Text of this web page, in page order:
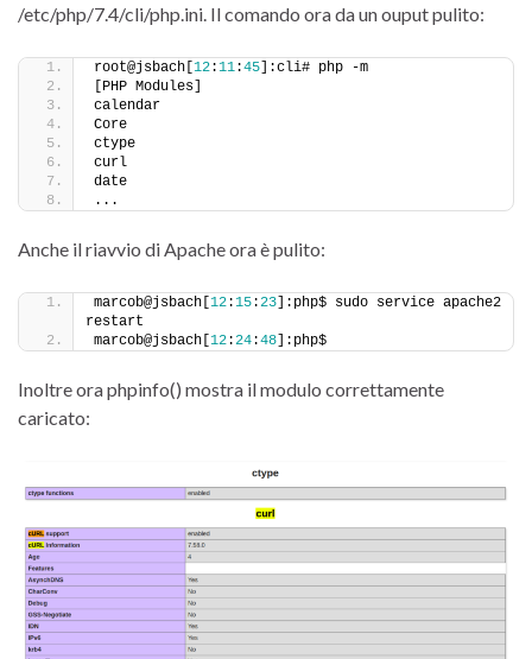
/etc/php/7.4/cli/php.ini. Il comando ora da un ouput pulito:
root@jsbach[12:11:45]:cli# php -m
[PHP Modules]
calendar
Core
ctype
curl
date
...
Anche il riavvio di Apache ora è pulito:
marcob@jsbach[12:15:23]:php$ sudo service apache2
restart
marcob@jsbach[12:24:48]:php$
Inoltre ora phpinfo() mostra il modulo correttamente
caricato: